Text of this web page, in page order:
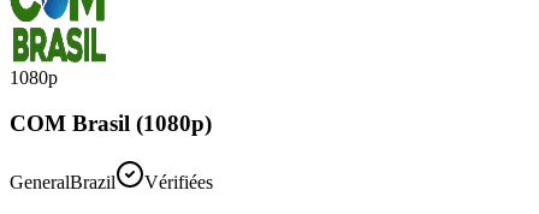
1080p
COM Brasil (1080p)
GeneralBrazil
Vérifiées